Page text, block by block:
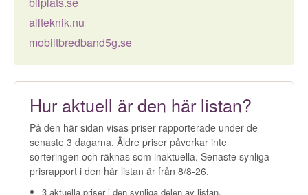
allteknik.nu
mobiltbredband5g.se
Hur aktuell är den här listan?
På den här sidan visas priser rapporterade under de
senaste 3 dagarna. Äldre priser påverkar inte
sorteringen och räknas som inaktuella. Senaste synliga
prisrapport i den här listan är från 8/8-26.
3 aktuella priser i den synliga delen av listan.